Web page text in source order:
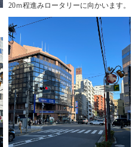
20ｍ程進みロータリーに向かいます。